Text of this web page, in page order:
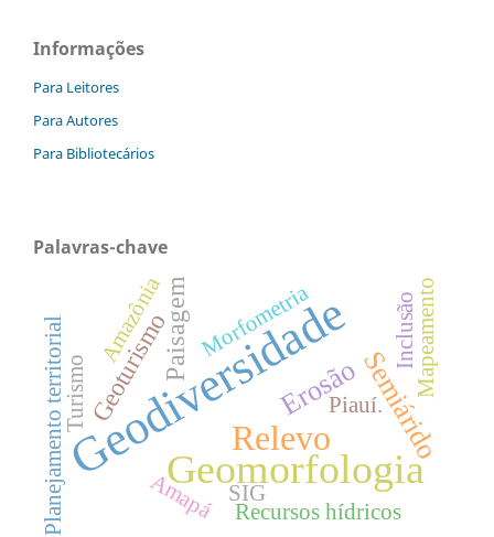
Informações
Para Leitores
Para Autores
Para Bibliotecários
Palavras-chave
Geodiversidade
Geomorfologia
Relevo Semiárido
Erosão
Paisagem
Geoturismo
Turismo
Planejamento territorial Mapeamento
Morfometria
Amazônia
Amapá
Inclusão
SIG
Recursos hídricos
Piauí.